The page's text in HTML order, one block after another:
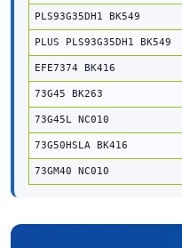
PLS93G35DH1 BK549
PLUS PLS93G35DH1 BK549
EFE7374 BK416
73G45 BK263
73G45L NC010
73G50HSLA BK416
73GM40 NC010